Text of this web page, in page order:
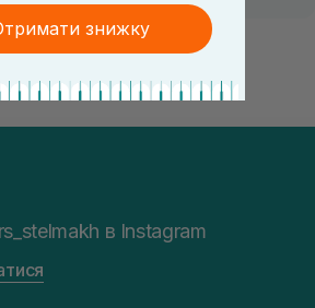
в Instagram
знижку